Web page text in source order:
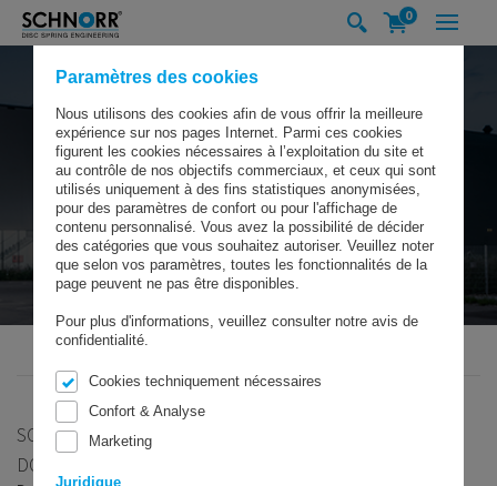
Paramètres des cookies
Nous utilisons des cookies afin de vous offrir la meilleure
expérience sur nos pages Internet. Parmi ces cookies
figurent les cookies nécessaires à l’exploitation du site et
au contrôle de nos objectifs commerciaux, et ceux qui sont
utilisés uniquement à des fins statistiques anonymisées,
pour des paramètres de confort ou pour l'affichage de
contenu personnalisé. Vous avez la possibilité de décider
des catégories que vous souhaitez autoriser. Veuillez noter
que selon vos paramètres, toutes les fonctionnalités de la
page peuvent ne pas être disponibles.
Pour plus d'informations, veuillez consulter notre avis de
confidentialité.
Cookies techniquement nécessaires
Confort & Analyse
Marketing
Juridique
0
SCHNORR GMBH
SCHNORR® ITALIE
DONNÉES ET FAITS